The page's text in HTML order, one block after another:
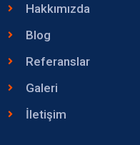
Hakkımızda
Blog
Referanslar
Galeri
İletişim